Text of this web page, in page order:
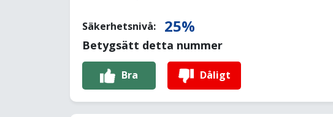
Säkerhetsnivå: 25%
Betygsätt detta nummer
Bra Dåligt